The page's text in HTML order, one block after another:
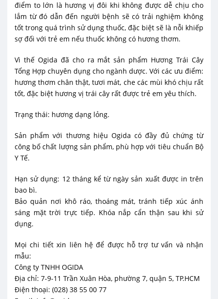
điểm to lớn là hương vị đôi khi không được dễ chịu cho
lắm từ đó dẫn đến người bệnh sẽ có trải nghiệm không
tốt trong quá trình sử dụng thuốc, đặc biệt sẽ là nỗi khiếp
sợ đối với trẻ em nếu thuốc không có hương thơm.
Vì thế Ogida đã cho ra mắt sản phẩm Hương Trái Cây
Tổng Hợp chuyên dụng cho ngành dược. Với các ưu điểm:
hương thơm chân thật, tươi mát, che các mùi khó chịu rất
tốt, đặc biệt hương vị trái cây rất được trẻ em yêu thích.
Trạng thái: hương dạng lỏng.
Sản phẩm với thương hiệu Ogida có đầy đủ chứng từ
công bố chất lượng sản phẩm, phù hợp với tiêu chuẩn Bộ
Y Tế.
Hạn sử dụng: 12 tháng kể từ ngày sản xuất được in trên
bao bì.
Bảo quản nơi khô ráo, thoáng mát, tránh tiếp xúc ánh
sáng mặt trời trực tiếp. Khóa nắp cẩn thận sau khi sử
dụng.
Mọi chi tiết xin liên hệ để được hỗ trợ tư vấn và nhận
mẫu:
Công ty TNHH OGIDA
Địa chỉ: 7-9-11 Trần Xuân Hòa, phường 7, quận 5, TP.HCM
Điện thoại: (028) 38 55 00 77